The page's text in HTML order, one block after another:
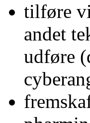
tilføre
andet
udføre